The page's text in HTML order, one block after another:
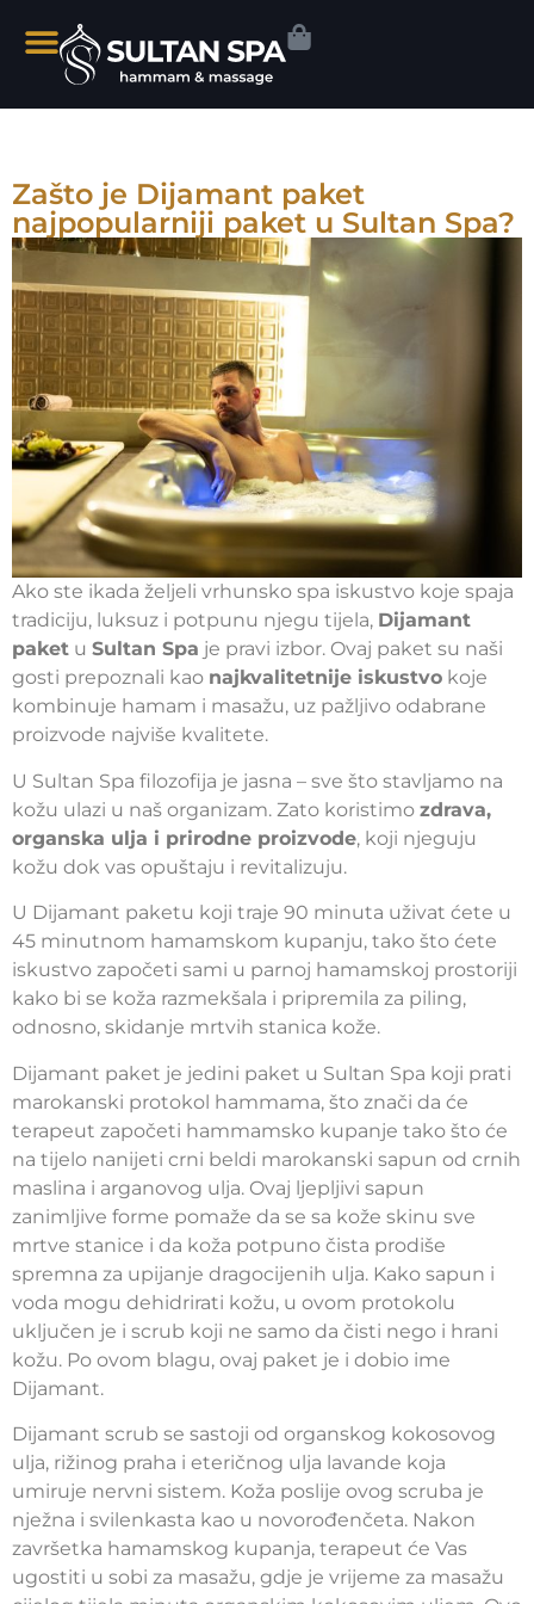
Zašto je Dijamant paket
najpopularniji paket u Sultan Spa?
Ako ste ikada željeli vrhunsko spa iskustvo koje spaja
tradiciju, luksuz i potpunu njegu tijela, Dijamant
paket u Sultan Spa je pravi izbor. Ovaj paket su naši
gosti prepoznali kao najkvalitetnije iskustvo koje
kombinuje hamam i masažu, uz pažljivo odabrane
proizvode najviše kvalitete.
U Sultan Spa filozofija je jasna – sve što stavljamo na
kožu ulazi u naš organizam. Zato koristimo zdrava,
organska ulja i prirodne proizvode, koji njeguju
kožu dok vas opuštaju i revitalizuju.
U Dijamant paketu koji traje 90 minuta uživat ćete u
45 minutnom hamamskom kupanju, tako što ćete
iskustvo započeti sami u parnoj hamamskoj prostoriji
kako bi se koža razmekšala i pripremila za piling,
odnosno, skidanje mrtvih stanica kože.
Dijamant paket je jedini paket u Sultan Spa koji prati
marokanski protokol hammama, što znači da će
terapeut započeti hammamsko kupanje tako što će
na tijelo nanijeti crni beldi marokanski sapun od crnih
maslina i arganovog ulja. Ovaj ljepljivi sapun
zanimljive forme pomaže da se sa kože skinu sve
mrtve stanice i da koža potpuno čista prodiše
spremna za upijanje dragocijenih ulja. Kako sapun i
voda mogu dehidrirati kožu, u ovom protokolu
uključen je i scrub koji ne samo da čisti nego i hrani
kožu. Po ovom blagu, ovaj paket je i dobio ime
Dijamant.
Dijamant scrub se sastoji od organskog kokosovog
ulja, rižinog praha i eteričnog ulja lavande koja
umiruje nervni sistem. Koža poslije ovog scruba je
nježna i svilenkasta kao u novorođenčeta. Nakon
završetka hamamskog kupanja, terapeut će Vas
ugostiti u sobi za masažu, gdje je vrijeme za masažu